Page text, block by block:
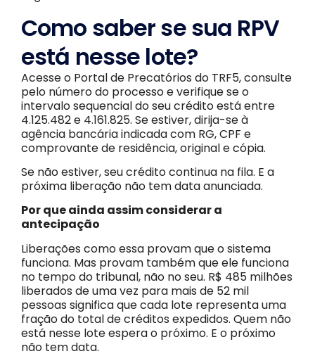
Como saber se sua RPV
está nesse lote?
Acesse o Portal de Precatórios do TRF5, consulte
pelo número do processo e verifique se o
intervalo sequencial do seu crédito está entre
4.125.482 e 4.161.825. Se estiver, dirija-se à
agência bancária indicada com RG, CPF e
comprovante de residência, original e cópia.
Se não estiver, seu crédito continua na fila. E a
próxima liberação não tem data anunciada.
Por que ainda assim considerar a
antecipação
Liberações como essa provam que o sistema
funciona. Mas provam também que ele funciona
no tempo do tribunal, não no seu. R$ 485 milhões
liberados de uma vez para mais de 52 mil
pessoas significa que cada lote representa uma
fração do total de créditos expedidos. Quem não
está nesse lote espera o próximo. E o próximo
não tem data.